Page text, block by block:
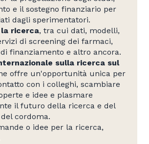
e il sostegno finanziario per
dagli sperimentatori.
la ricerca, tra cui dati, modelli,
di screening dei farmaci,
finanziamento e altro ancora.
sulla ricerca sul
offre un'opportunità unica per
con i colleghi, scambiare
e idee e plasmare
il futuro della ricerca e del
cordoma.
o idee per la ricerca,